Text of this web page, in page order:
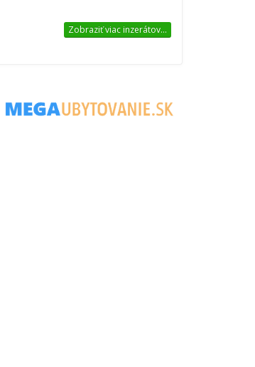
Zobraziť viac inzerátov...